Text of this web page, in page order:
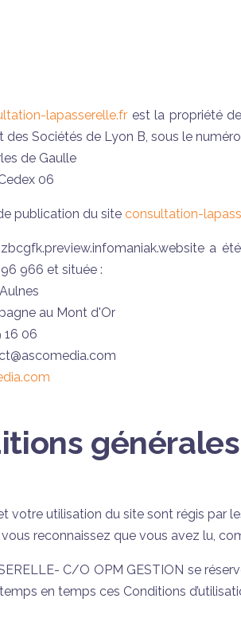
lapasserelle.fr est la propriété
des Sociétés de Lyon B, sous le
de Gaulle
06
publication du siteconsultation-
a
966 et située :
au Mont d'Or
16 06
votre utilisation du site sont régis par
reconnaissez que vous avez lu,
C/O OPM GESTION se
en temps ces Conditions